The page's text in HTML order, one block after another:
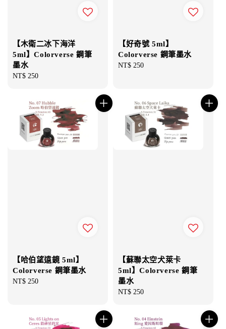
【木衛二冰下海洋
5ml】Colorverse 鋼筆
墨水
Regular
NT$ 250
【好奇號 5ml】
Colorverse 鋼筆墨水
Regular
NT$ 250
【哈伯望遠鏡 5ml】
Colorverse 鋼筆墨水
Regular
NT$ 250
【蘇聯太空犬萊卡
5ml】Colorverse 鋼筆
墨水
Regular
NT$ 250